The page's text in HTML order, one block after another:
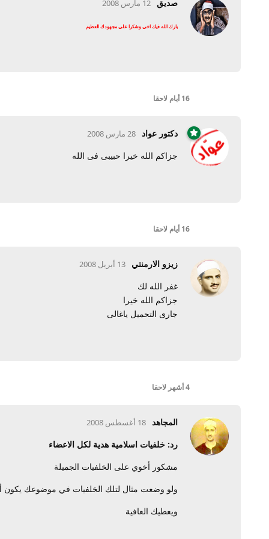
صديق 12 مارس 2008
بارك الله فيك اخى وشكرا على مجهودك العظيم
16 أيام لاحقا
دكتور عواد 28 مارس 2008
جزاكم الله خيرا حبيبى فى الله
16 أيام لاحقا
زيزو الارمنتي 13 أبريل 2008
غفر الله لك
جزاكم الله خيرا
جارى التحميل ياغالى
4 أشهر لاحقا
المجاهد 18 أغسطس 2008
رد: خلفيات اسلامية هدية لكل الاعضاء
مشكور أخوي على الخلفيات الجميلة
ولو وضعت مثال لتلك الخلفيات في موضوعك يكون
ويعطيك العافية